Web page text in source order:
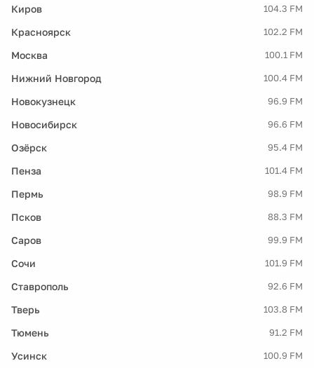
Киров 104.3 FM
Красноярск 102.2 FM
Москва 100.1 FM
Нижний Новгород 100.4 FM
Новокузнецк 96.9 FM
Новосибирск 96.6 FM
Озёрск 95.4 FM
Пенза 101.4 FM
Пермь 98.9 FM
Псков 88.3 FM
Саров 99.9 FM
Сочи 101.9 FM
Ставрополь 92.6 FM
Тверь 103.8 FM
Тюмень 91.2 FM
Усинск 100.9 FM